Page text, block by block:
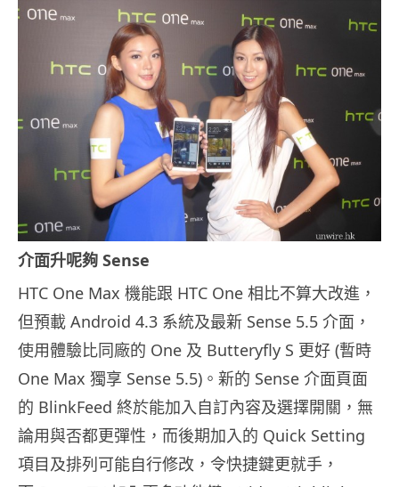
介面升呢夠 Sense
HTC One Max 機能跟 HTC One 相比不算大改進，
但預載 Android 4.3 系統及最新 Sense 5.5 介面，
使用體驗比同廠的 One 及 Butteryfly S 更好 (暫時
One Max 獨享 Sense 5.5)。新的 Sense 介面頁面
的 BlinkFeed 終於能加入自訂內容及選擇開關，無
論用與否都更彈性，而後期加入的 Quick Setting
項目及排列可能自行修改，令快捷鍵更就手，